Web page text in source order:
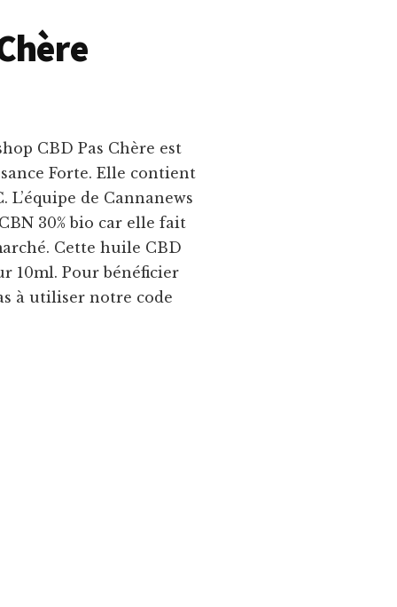
CBD Pas Chère est
Forte. Elle contient
L’équipe de Cannanews
30% bio car elle fait
Cette huile CBD
10ml. Pour bénéficier
à utiliser notre code